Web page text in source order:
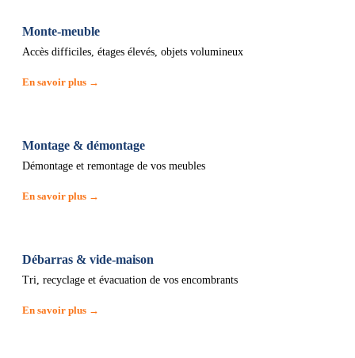
Monte-meuble
Accès difficiles, étages élevés, objets volumineux
En savoir plus →
Montage & démontage
Démontage et remontage de vos meubles
En savoir plus →
Débarras & vide-maison
Tri, recyclage et évacuation de vos encombrants
En savoir plus →